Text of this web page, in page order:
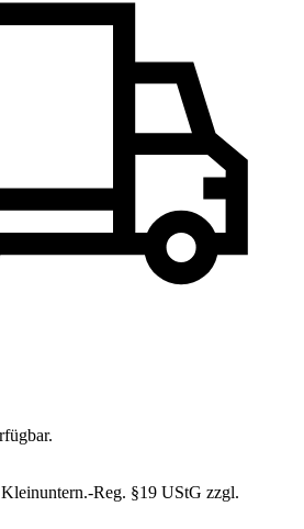
Reg. §19 UStG zzgl.